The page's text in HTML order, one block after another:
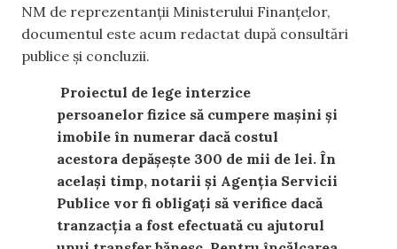
NM de reprezentanții Ministerului Finanțelor,
documentul este acum redactat după consultări
publice și concluzii.
Proiectul de lege interzice
persoanelor fizice să cumpere mașini și
imobile în numerar dacă costul
acestora depășește 300 de mii de lei. În
același timp, notarii și Agenția Servicii
Publice vor fi obligați să verifice dacă
tranzacția a fost efectuată cu ajutorul